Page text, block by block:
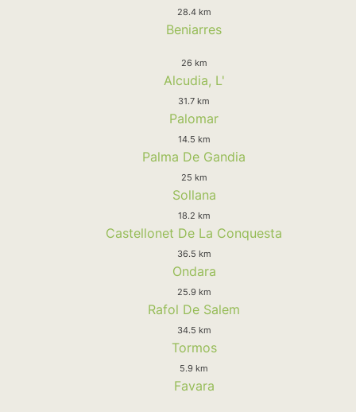
28.4 km
Beniarres
26 km
Alcudia, L'
31.7 km
Palomar
14.5 km
Palma De Gandia
25 km
Sollana
18.2 km
Castellonet De La Conquesta
36.5 km
Ondara
25.9 km
Rafol De Salem
34.5 km
Tormos
5.9 km
Favara